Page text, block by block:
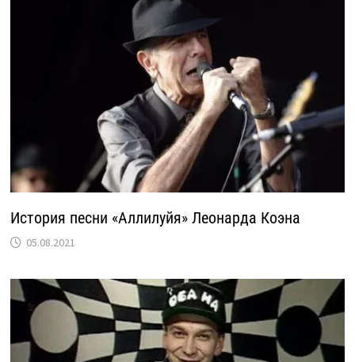
История песни «Аллилуйя» Леонарда Коэна
05.08.2021